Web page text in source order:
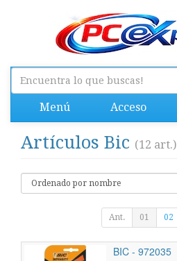
Menú Acceso
Artículos Bic (12 art.)
Ant. 01 02
BIC - 972035